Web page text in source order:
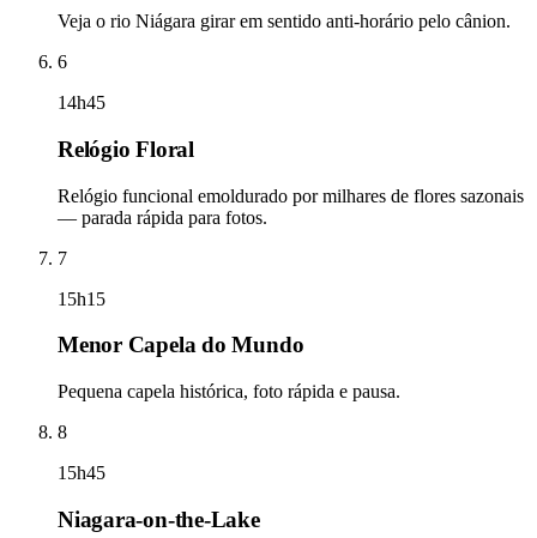
Veja o rio Niágara girar em sentido anti-horário pelo cânion.
6
14h45
Relógio Floral
Relógio funcional emoldurado por milhares de flores sazonais
— parada rápida para fotos.
7
15h15
Menor Capela do Mundo
Pequena capela histórica, foto rápida e pausa.
8
15h45
Niagara-on-the-Lake